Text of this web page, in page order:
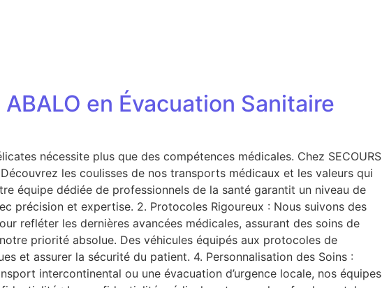
en Évacuation Sanitaire
nécessite plus que des compétences médicales. Chez SECOURS
les coulisses de nos transports médicaux et les valeurs qui
équipe dédiée de professionnels de la santé garantit un niveau de
précision et expertise. 2. Protocoles Rigoureux : Nous suivons des
refléter les dernières avancées médicales, assurant des soins de
priorité absolue. Des véhicules équipés aux protocoles de
et assurer la sécurité du patient. 4. Personnalisation des Soins :
intercontinental ou une évacuation d’urgence locale, nos équipes